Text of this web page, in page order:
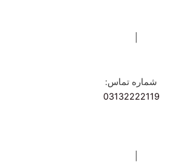
شماره تماس:
03132222119